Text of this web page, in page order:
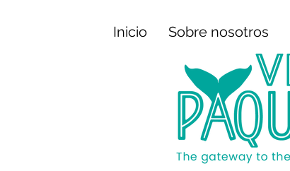
Inicio Sobre nosotros